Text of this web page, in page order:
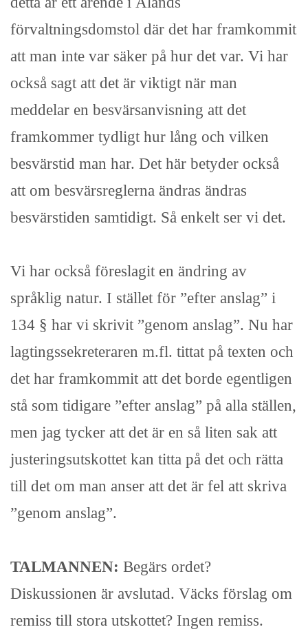
förvaltningsdomstol där det har framkommit
att man inte var säker på hur det var. Vi har
också sagt att det är viktigt när man
meddelar en besvärsanvisning att det
framkommer tydligt hur lång och vilken
besvärstid man har. Det här betyder också
att om besvärsreglerna ändras ändras
besvärstiden samtidigt. Så enkelt ser vi det.
Vi har också föreslagit en ändring av
språklig natur. I stället för ”efter anslag” i
134 § har vi skrivit ”genom anslag”. Nu har
lagtingssekreteraren m.fl. tittat på texten och
det har framkommit att det borde egentligen
stå som tidigare ”efter anslag” på alla ställen,
men jag tycker att det är en så liten sak att
justeringsutskottet kan titta på det och rätta
till det om man anser att det är fel att skriva
”genom anslag”.
TALMANNEN: Begärs ordet?
Diskussionen är avslutad. Väcks förslag om
remiss till stora utskottet? Ingen remiss.